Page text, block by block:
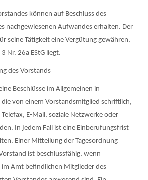
können auf Beschluss des
nachgewiesenen Aufwandes erhalten. Der
seine Tätigkeit eine Vergütung gewähren,
Nr. 26a EStG liegt.
des Vorstands
Beschlüsse im Allgemeinen in
von einem Vorstandsmitglied schriftlich,
E-Mail, soziale Netzwerke oder
In jedem Fall ist eine Einberufungsfrist
Einer Mitteilung der Tagesordnung
ist beschlussfähig, wenn
im Amt befindlichen Mitglieder des